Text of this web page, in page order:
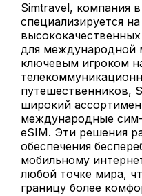
Simtravel, компания
специализируется
для международной
ключевым игроком
путешественников,
широкий
международные
eSIM. Эти решения
обеспечения
мобильному
любой точке мира,
границу более